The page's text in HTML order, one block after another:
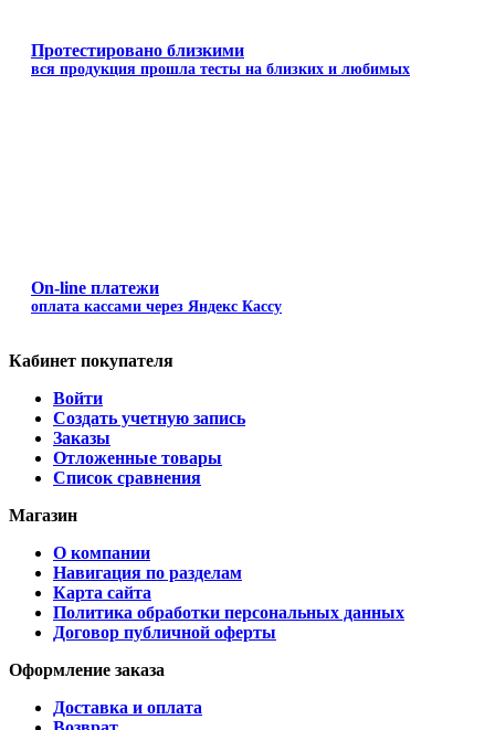
Протестировано близкими
вся продукция прошла тесты на близких и любимых
On-line платежи
оплата кассами через Яндекс Кассу
Кабинет покупателя
Войти
Создать учетную запись
Заказы
Отложенные товары
Список сравнения
Магазин
О компании
Навигация по разделам
Карта сайта
Политика обработки персональных данных
Договор публичной оферты
Оформление заказа
Доставка и оплата